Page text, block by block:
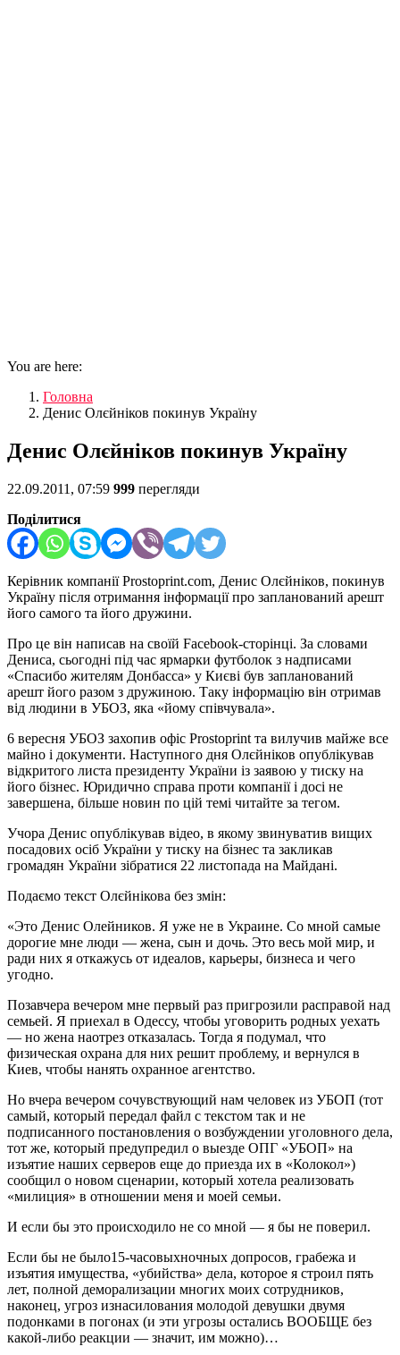
You are here:
Головна
Денис Олєйніков покинув Україну
Денис Олєйніков покинув Україну
22.09.2011, 07:59 999 перегляди
Поділитися
Керівник компанії Prostoprint.com, Денис Олєйніков, покинув
Україну після отримання інформації про запланований арешт
його самого та його дружини.
Про це він написав на своїй Facebook-сторінці. За словами
Дениса, сьогодні під час ярмарки футболок з надписами
«Спасибо жителям Донбасса» у Києві був запланований
арешт його разом з дружиною. Таку інформацію він отримав
від людини в УБОЗ, яка «йому співчувала».
6 вересня УБОЗ захопив офіс Prostoprint та вилучив майже все
майно і документи. Наступного дня Олєйніков опублікував
відкритого листа президенту України із заявою у тиску на
його бізнес. Юридично справа проти компанії і досі не
завершена, більше новин по цій темі читайте за тегом.
Учора Денис опублікував відео, в якому звинуватив вищих
посадових осіб України у тиску на бізнес та закликав
громадян України зібратися 22 листопада на Майдані.
Подаємо текст Олєйнікова без змін:
«Это Денис Олейников. Я уже не в Украине. Со мной самые
дорогие мне люди — жена, сын и дочь. Это весь мой мир, и
ради них я откажусь от идеалов, карьеры, бизнеса и чего
угодно.
Позавчера вечером мне первый раз пригрозили расправой над
семьей. Я приехал в Одессу, чтобы уговорить родных уехать
— но жена наотрез отказалась. Тогда я подумал, что
физическая охрана для них решит проблему, и вернулся в
Киев, чтобы нанять охранное агентство.
Но вчера вечером сочувствующий нам человек из УБОП (тот
самый, который передал файл с текстом так и не
подписанного постановления о возбуждении уголовного дела,
тот же, который предупредил о выезде ОПГ «УБОП» на
изъятие наших серверов еще до приезда их в «Колокол»)
сообщил о новом сценарии, который хотела реализовать
«милиция» в отношении меня и моей семьи.
И если бы это происходило не со мной — я бы не поверил.
Если бы не было15-часовыхночных допросов, грабежа и
изъятия имущества, «убийства» дела, которое я строил пять
лет, полной деморализации многих моих сотрудников,
наконец, угроз изнасилования молодой девушки двумя
подонками в погонах (и эти угрозы остались ВООБЩЕ без
какой-либо реакции — значит, им можно)…